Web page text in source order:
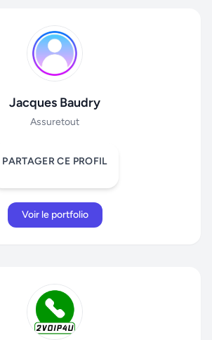
Jacques Baudry
Assuretout
PARTAGER CE PROFIL
Voir le portfolio